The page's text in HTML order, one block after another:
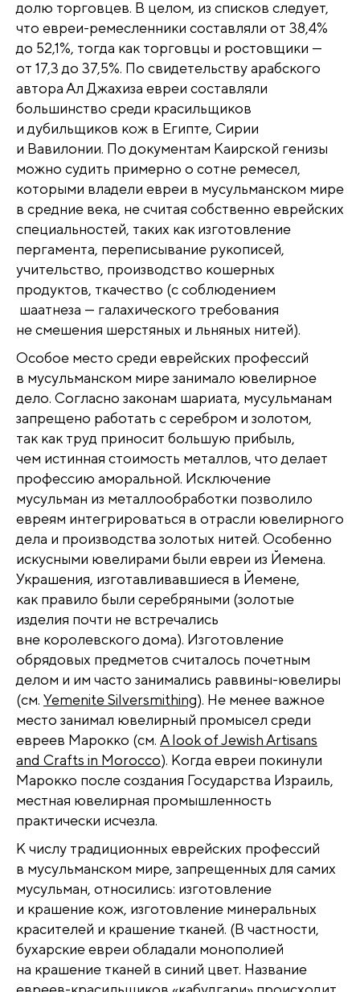
долю торговцев. В целом, из списков следует,
что евреи-ремесленники составляли от 38,4%
до 52,1%, тогда как торговцы и ростовщики —
от 17,3 до 37,5%. По свидетельству арабского
автора Ал Джахиза евреи составляли
большинство среди красильщиков
и дубильщиков кож в Египте, Сирии
и Вавилонии. По документам Каирской генизы
можно судить примерно о сотне ремесел,
которыми владели евреи в мусульманском мире
в средние века, не считая собственно еврейских
специальностей, таких как изготовление
пергамента, переписывание рукописей,
учительство, производство кошерных
продуктов, ткачество (с соблюдением
шаатнеза — галахического требования
не смешения шерстяных и льняных нитей).
Особое место среди еврейских профессий
в мусульманском мире занимало ювелирное
дело. Согласно законам шариата, мусульманам
запрещено работать с серебром и золотом,
так как труд приносит большую прибыль,
чем истинная стоимость металлов, что делает
профессию аморальной. Исключение
мусульман из металлообработки позволило
евреям интегрироваться в отрасли ювелирного
дела и производства золотых нитей. Особенно
искусными ювелирами были евреи из Йемена.
Украшения, изготавливавшиеся в Йемене,
как правило были серебряными (золотые
изделия почти не встречались
вне королевского дома). Изготовление
обрядовых предметов считалось почетным
делом и им часто занимались раввины-ювелиры
(см. Yemenite Silversmithing). Не менее важное
место занимал ювелирный промысел среди
евреев Марокко (см. A look of Jewish Artisans
and Crafts in Morocco). Когда евреи покинули
Марокко после создания Государства Израиль,
местная ювелирная промышленность
практически исчезла.
К числу традиционных еврейских профессий
в мусульманском мире, запрещенных для самих
мусульман, относились: изготовление
и крашение кож, изготовление минеральных
красителей и крашение тканей. (В частности,
бухарские евреи обладали монополией
на крашение тканей в синий цвет. Название